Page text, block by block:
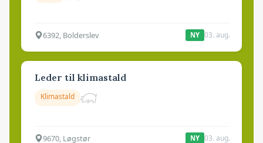
6392, Bolderslev NY 03. aug.
Leder til klimastald
Klimastald
9670, Løgstør NY 03. aug.